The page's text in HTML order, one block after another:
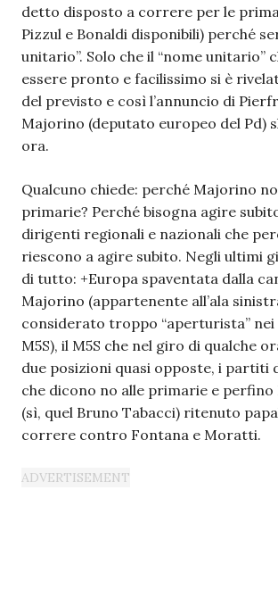
detto disposto a correre per le
Pizzul e Bonaldi disponibili) perché
unitario”. Solo che il “nome unitario”
essere pronto e facilissimo si è
del previsto e così l’annuncio di
Majorino (deputato europeo del Pd)
ora.
Qualcuno chiede: perché Majorino
primarie? Perché bisogna agire
dirigenti regionali e nazionali che
riescono a agire subito. Negli ultimi
di tutto: +Europa spaventata dalla
Majorino (appartenente all’ala
considerato troppo “aperturista”
M5S), il M5S che nel giro di qualche
due posizioni quasi opposte, i partiti
che dicono no alle primarie e perfino
(sì, quel Bruno Tabacci) ritenuto
correre contro Fontana e Moratti.